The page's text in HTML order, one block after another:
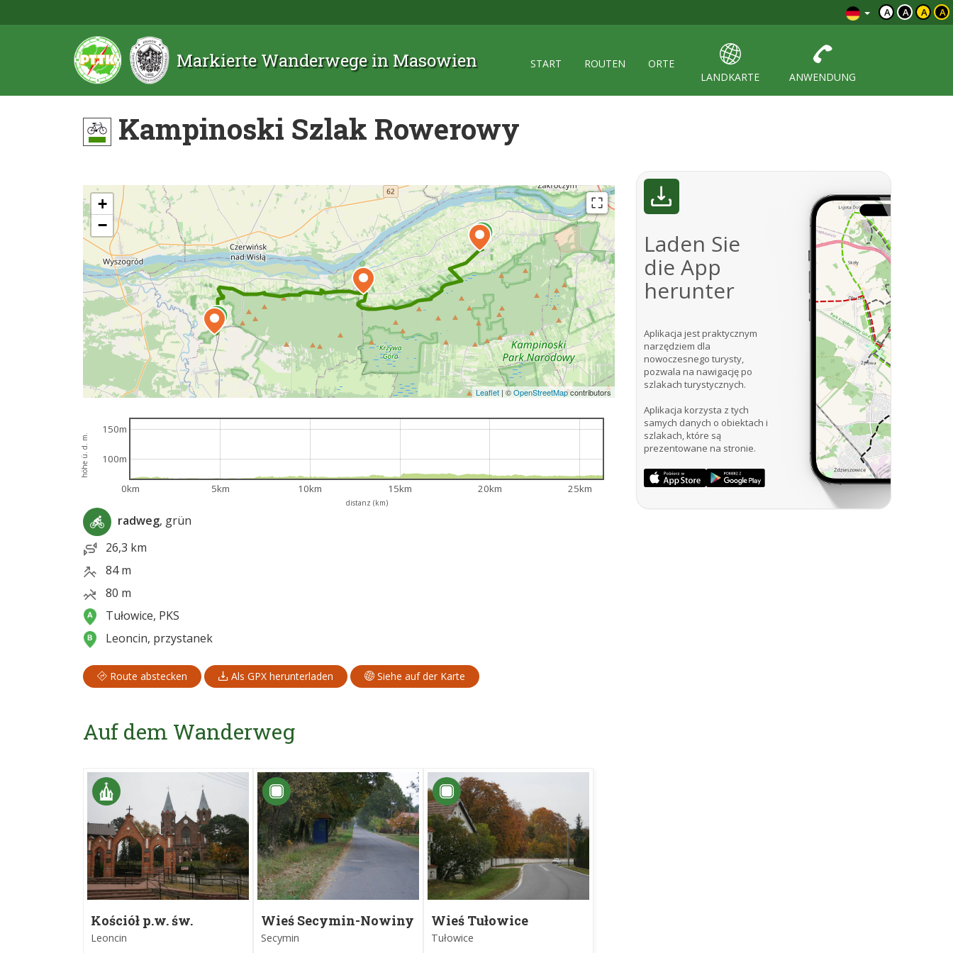
A A A A
Markierte Wanderwege in Masowien START ROUTEN
ORTE
LANDKARTE
ANWENDUNG
Kampinoski Szlak Rowerowy
+
−
Leaflet | ©OpenStreetMapcontributors
distanz (km)
höhe ü. d. m.
0km 5km 10km 15km 20km 25km
100m
150m
radweg, grün
26,3 km
84 m
80 m
Tułowice, PKS
Leoncin, przystanek
Route abstecken Als GPX herunterladen Siehe auf der Karte
Laden Sie
die App
herunter
Aplikacja jest praktycznym
narzędziem dla
nowoczesnego turysty,
pozwala na nawigację po
szlakach turystycznych.
Aplikacja korzysta z tych
samych danych o obiektach i
szlakach, które są
prezentowane na stronie.
Auf dem Wanderweg
Kościół p.w. św.
Małgorzaty Dziewicy i
Męczennicy
Leoncin
Wieś Secymin-Nowiny
Secymin
Wieś Tułowice
Tułowice